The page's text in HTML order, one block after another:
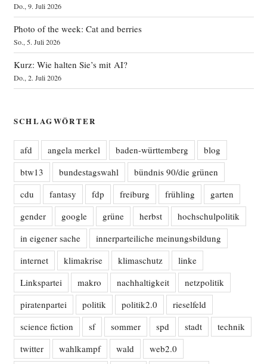
Do., 9. Juli 2026
Photo of the week: Cat and berries
So., 5. Juli 2026
Kurz: Wie halten Sie’s mit AI?
Do., 2. Juli 2026
SCHLAGWÖRTER
afd angela merkel baden-württemberg
blog
btw13
bundestagswahl
bündnis 90/die grünen
cdu
fantasy fdp freiburg frühling
garten
gender
google grüne herbst
hochschulpolitik
in eigener sache
innerparteiliche meinungsbildung
internet
klimakrise klimaschutz
linke
Linkspartei
makro nachhaltigkeit
netzpolitik
piratenpartei
politik politik2.0
rieselfeld
science fiction
sf sommer spd stadt
technik
twitter
wahlkampf wald
web2.0